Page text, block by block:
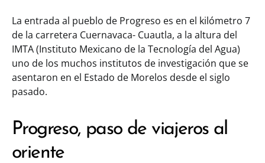
La entrada al pueblo de Progreso es en el kilómetro 7
de la carretera Cuernavaca- Cuautla, a la altura del
IMTA (Instituto Mexicano de la Tecnología del Agua)
uno de los muchos institutos de investigación que se
asentaron en el Estado de Morelos desde el siglo
pasado.
Progreso, paso de viajeros al
oriente